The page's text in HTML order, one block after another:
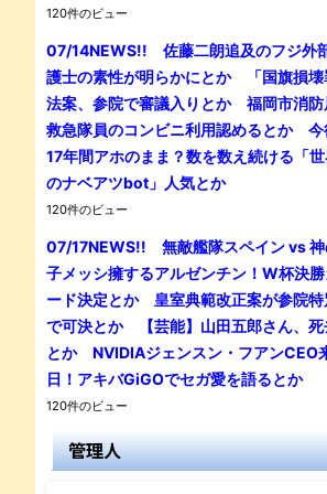
120件のビュー
07/14NEWS!! 佐藤二朗追及のフジ外
護士の素性が明らかにとか 「国旗損壊
法案、参院で審議入りとか 福岡市消防
救急隊員のコンビニ利用認めるとか 今
17年間アホのまま？数を数え続ける「
のナベアツbot」人気とか
120件のビュー
07/17NEWS!! 無敵艦隊スペイン vs 神
子メッシ擁するアルゼンチン！W杯決勝
ード決定とか 皇室典範改正案が参院特
で可決とか 【芸能】山田五郎さん、死
とか NVIDIAジェンスン・フアンCEO
日！アキバGiGOでセガ愛を語るとか
120件のビュー
管理人